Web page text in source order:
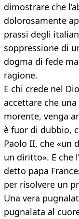
dimostrare che
dolorosamente
prassi degli
soppressione di
dogma di fede
ragione.
E chi crede nel
accettare che
morente, venga
è fuor di dubbio,
Paolo II, che «un
un diritto». E che
detto papa
per risolvere un
Una vera
pugnalata al